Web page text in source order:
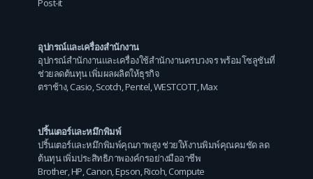
อุปกรณ์และเครื่องสำนักงาน
อุปกรณ์สำนักงานและเครื่องใช้สำนักงานครบวงจร พร้อมโซลูชันที่
ช่วยลดต้นทุน เพิ่มผลผลิตให้ธุรกิจ
ตราช้าง,Casio,Scotch,Pentel,WESTCOTT,Max
ปริ้นเตอร์และหมึกพิมพ์
ปริ้นเตอร์และหมึกพิมพ์คุณภาพสูง ช่วยให้งานพิมพ์คุณคมชัด ลด
ต้นทุน เพิ่มประสิทธิภาพองค์กรอย่างมืออาชีพ
Brother,HP,Canon,Epson,Ricoh,Compute